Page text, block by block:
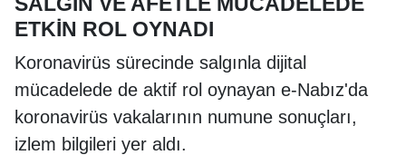
ETKİN ROL OYNADI
Koronavirüs sürecinde salgınla dijital
mücadelede de aktif rol oynayan e-Nabız'da
koronavirüs vakalarının numune sonuçları,
izlem bilgileri yer aldı.